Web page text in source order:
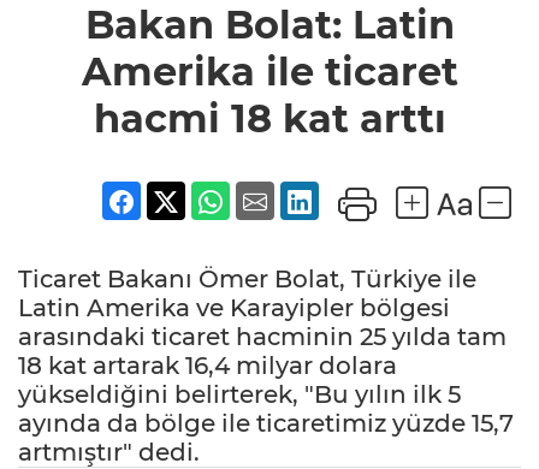
Amerika
ile
hacmi
18 kat
arttı
Bakan Bolat: Latin
Amerika ile ticaret
hacmi 18 kat arttı
Ticaret Bakanı Ömer Bolat, Türkiye ile
Latin Amerika ve Karayipler bölgesi
arasındaki ticaret hacminin 25 yılda tam
18 kat artarak 16,4 milyar dolara
yükseldiğini belirterek, "Bu yılın ilk 5
ayında da bölge ile ticaretimiz yüzde 15,7
artmıştır" dedi.